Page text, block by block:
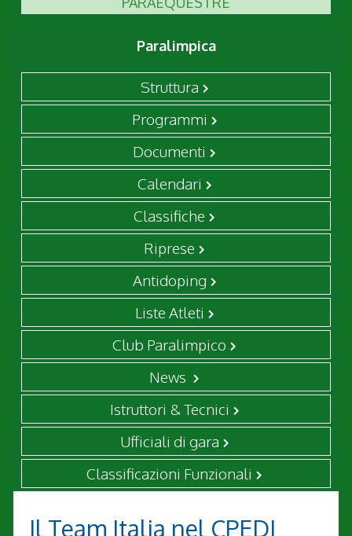
Paralimpica
Struttura
Programmi
Documenti
Calendari
Classifiche
Riprese
Antidoping
Liste Atleti
Club Paralimpico
News
Istruttori & Tecnici
Ufficiali di gara
Classificazioni Funzionali
Il Team Italia nel CPEDI